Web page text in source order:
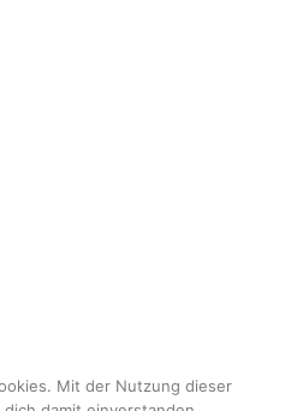
Mit der Nutzung dieser